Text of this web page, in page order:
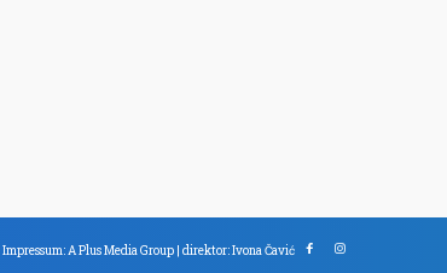
Impressum: A Plus Media Group | direktor: Ivona Čavić